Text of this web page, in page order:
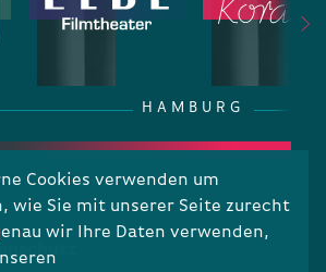
Cookies verwenden um
wie Sie mit unserer Seite zurecht
wir Ihre Daten verwenden,
HAMBURG